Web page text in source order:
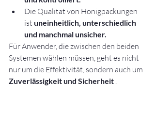
Die Qualität von Honigpackungen
ist uneinheitlich, unterschiedlich
und manchmal unsicher.
Für Anwender, die zwischen den beiden
Systemen wählen müssen, geht es nicht
nur um die Effektivität, sondern auch um
Zuverlässigkeit und Sicherheit .